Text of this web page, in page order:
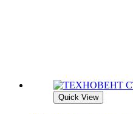
Quick View